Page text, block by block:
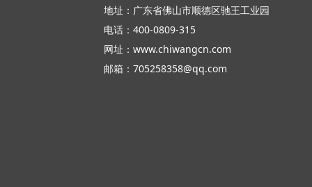
地址：广东省佛山市顺德区驰王工业园
电话：400-0809-315
网址：www.chiwangcn.com
邮箱：705258358@qq.com